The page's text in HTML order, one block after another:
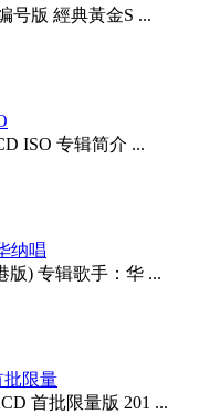
号版 經典黃金S ...
ISO 专辑简介 ...
纳唱
版) 专辑歌手：华 ...
批限量
首批限量版 201 ...